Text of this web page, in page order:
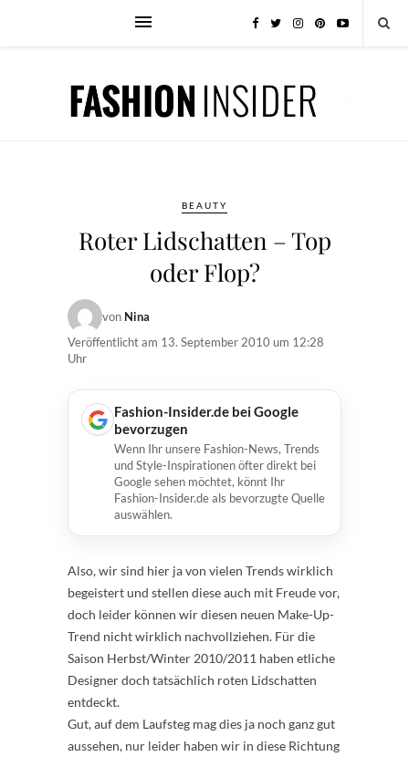
BEAUTY
Roter Lidschatten – Top
oder Flop?
von Nina
Veröffentlicht am 13. September 2010 um 12:28
Uhr
Fashion-Insider.de bei Google
bevorzugen
Wenn Ihr unsere Fashion-News, Trends
und Style-Inspirationen öfter direkt bei
Google sehen möchtet, könnt Ihr
Fashion-Insider.de als bevorzugte Quelle
auswählen.
Also, wir sind hier ja von vielen Trends wirklich
begeistert und stellen diese auch mit Freude vor,
doch leider können wir diesen neuen Make-Up-
Trend nicht wirklich nachvollziehen. Für die
Saison Herbst/Winter 2010/2011 haben etliche
Designer doch tatsächlich roten Lidschatten
entdeckt.
Gut, auf dem Laufsteg mag dies ja noch ganz gut
aussehen, nur leider haben wir in diese Richtung